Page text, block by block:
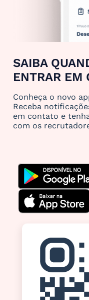
SAIBA
ENTRAR EM
Conheça o novo
Receba
em contato e
com os